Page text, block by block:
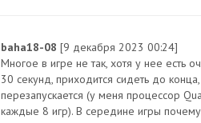
baha18-08 [9 декабря 2023 00:24]
Многое в игре не так, хотя у нее есть
30 секунд, приходится сидеть до
перезапускается (у меня процессор
каждые 8 игр). В середине игры